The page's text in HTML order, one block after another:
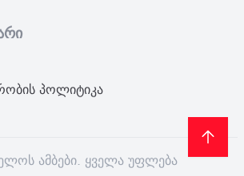
პოლიტიკა
ამბები. ყველა უფლება